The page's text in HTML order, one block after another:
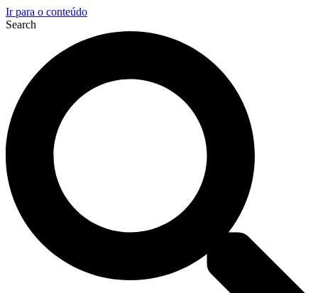
Ir para o conteúdo
Search